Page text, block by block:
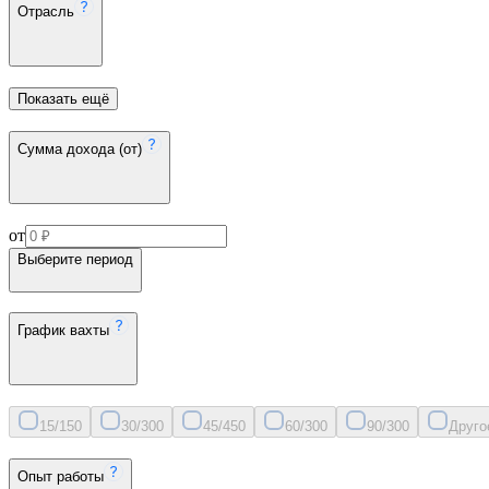
Отрасль
Показать ещё
Сумма дохода (от)
от
Выберите период
График вахты
15/150 30/300 45/450 60/300 90/300
Опыт работы